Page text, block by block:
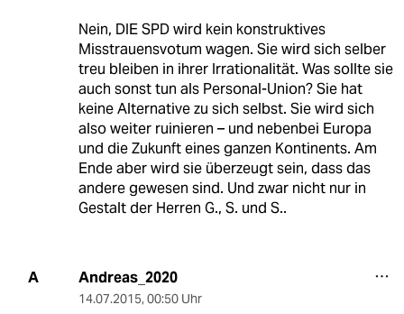
Nein, DIE SPD wird kein konstruktives
Misstrauensvotum wagen. Sie wird sich selber
treu bleiben in ihrer Irrationalität. Was sollte sie
auch sonst tun als Personal-Union? Sie hat
keine Alternative zu sich selbst. Sie wird sich
also weiter ruinieren – und nebenbei Europa
und die Zukunft eines ganzen Kontinents. Am
Ende aber wird sie überzeugt sein, dass das
andere gewesen sind. Und zwar nicht nur in
Gestalt der Herren G., S. und S..
A Andreas_2020
14.07.2015, 00:50 Uhr